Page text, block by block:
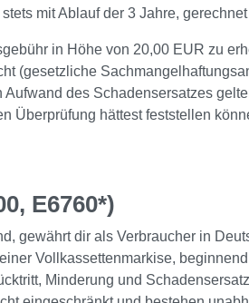
mit Ablauf der 3 Jahre,
in Höhe von 20,00 EUR zu
(gesetzliche
des Schadensersatzes
hättest feststellen
E6760*)
gewährt dir als Verbraucher in
Vollkassettenmarkise,
Minderung und